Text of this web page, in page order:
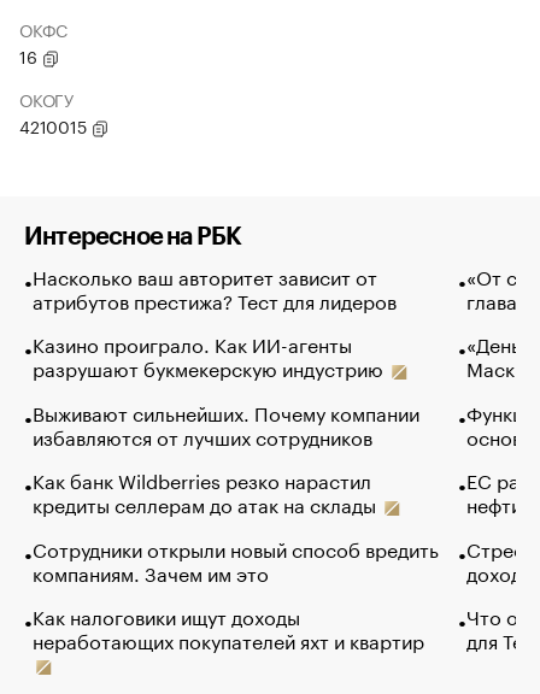
ОКФС
16
ОКОГУ
4210015
Интересное на РБК
Насколько ваш авторитет зависит от
атрибутов престижа? Тест для лидеров
Казино проиграло. Как ИИ-агенты
разрушают букмекерскую индустрию
Выживают сильнейших. Почему компании
избавляются от лучших сотрудников
Как банк Wildberries резко нарастил
кредиты селлерам до атак на склады
Сотрудники открыли новый способ вредить
компаниям. Зачем им это
Как налоговики ищут доходы
неработающих покупателей яхт и квартир
«От
глава
Маск в
основ
ЕС
нефти
Что
для